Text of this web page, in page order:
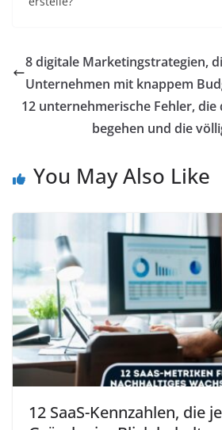
8 digitale Marketingstrategien,
Unternehmen mit knappem
12 unternehmerische Fehler,
begehen und die
You May Also Like
12 SaaS-Kennzahlen, die